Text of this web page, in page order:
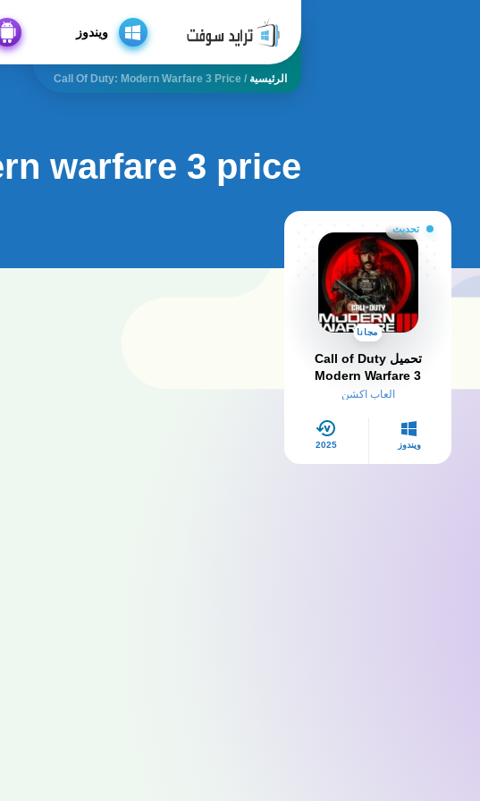
ويندوز
الرئيسية /
Call Of Duty: Modern Warfare 3 Price
warfare 3 price
تحديث
مجانا
تحميل Call of Duty
Modern Warfare 3
للكمبيوتر
العاب اكشن
ويندوز 2025